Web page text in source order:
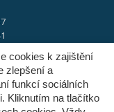
cookies k zajištění
zlepšení a
funkcí sociálních
Kliknutím na tlačítko